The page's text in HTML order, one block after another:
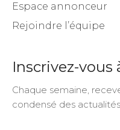
Espace annonceur
Rejoindre l’équipe
Inscrivez-
Chaque semaine,
condensé des